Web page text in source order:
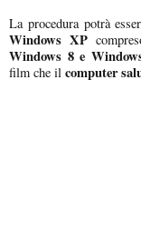
La procedura potrà
Windows XP
Windows 8 e
film che il computer